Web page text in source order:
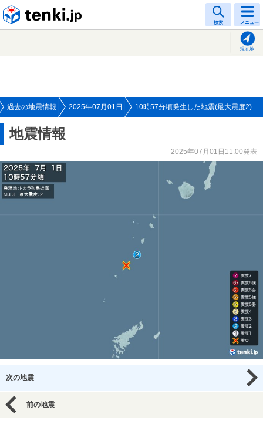
検索 メニュー
現在地
過去の地震情報 2025年07月01日 10時57分頃発生した地震(最大震度2)
地震情報
2025年07月01日11:00発表
次の地震
前の地震